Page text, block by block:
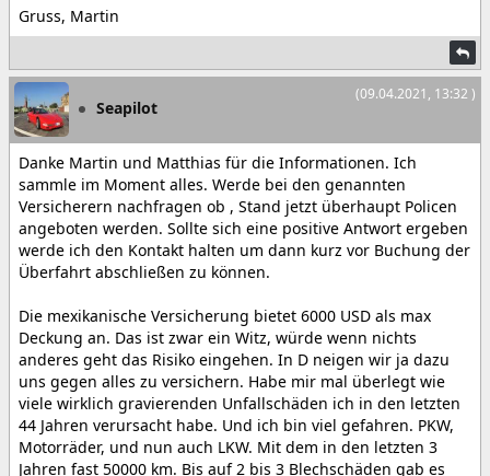
Gruss, Martin
(09.04.2021, 13:32 )
Seapilot
Danke Martin und Matthias für die Informationen. Ich
sammle im Moment alles. Werde bei den genannten
Versicherern nachfragen ob , Stand jetzt überhaupt Policen
angeboten werden. Sollte sich eine positive Antwort ergeben
werde ich den Kontakt halten um dann kurz vor Buchung der
Überfahrt abschließen zu können.
Die mexikanische Versicherung bietet 6000 USD als max
Deckung an. Das ist zwar ein Witz, würde wenn nichts
anderes geht das Risiko eingehen. In D neigen wir ja dazu
uns gegen alles zu versichern. Habe mir mal überlegt wie
viele wirklich gravierenden Unfallschäden ich in den letzten
44 Jahren verursacht habe. Und ich bin viel gefahren. PKW,
Motorräder, und nun auch LKW. Mit dem in den letzten 3
Jahren fast 50000 km. Bis auf 2 bis 3 Blechschäden gab es